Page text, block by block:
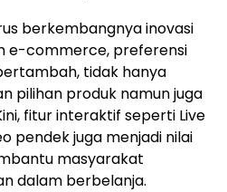
berkembangnya inovasi
e-commerce, preferensi
tidak hanya
pilihan produk namun juga
fitur interaktif seperti Live
pendek juga menjadi nilai
masyarakat
dalam berbelanja.